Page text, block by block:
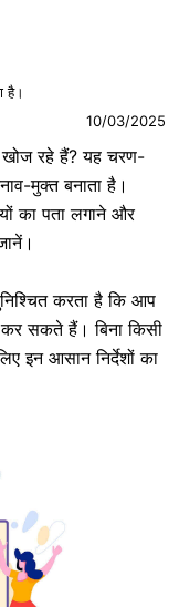
है।
10/03/2025
रहे हैं? यह चरण-
मुक्त बनाता है।
का पता लगाने और
करता है कि आप
सकते हैं। बिना किसी
इन आसान निर्देशों का